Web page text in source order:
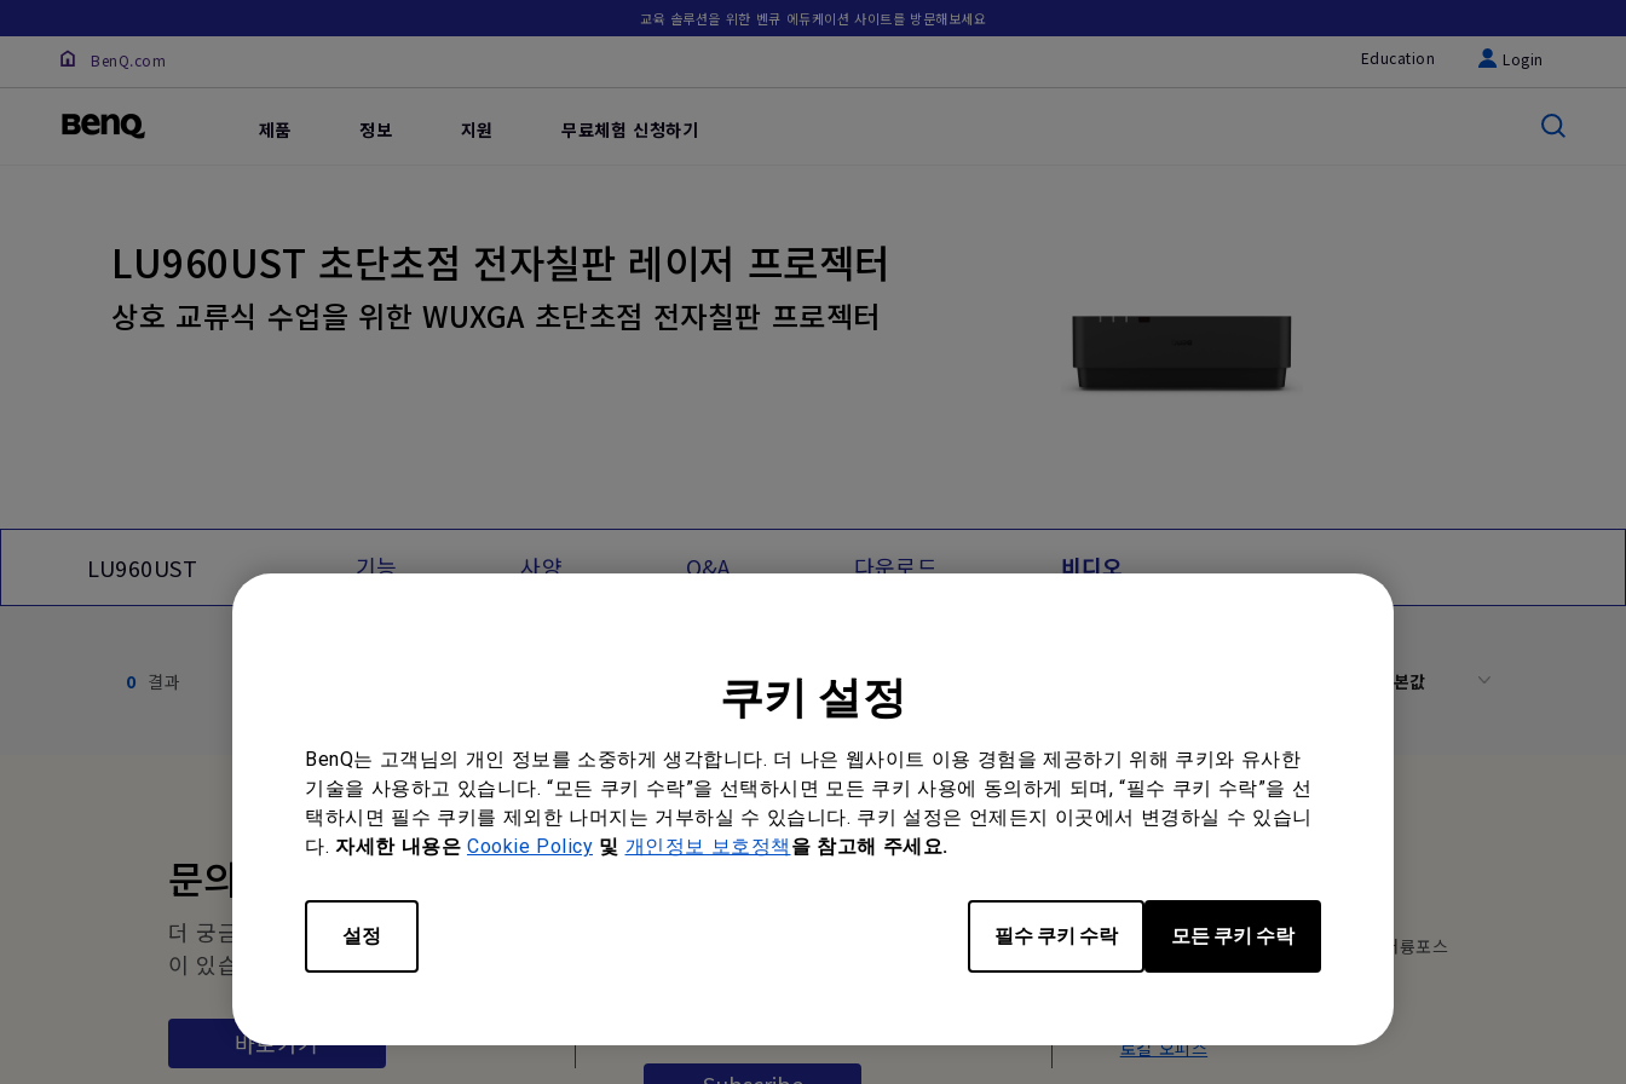
쿠키 설정
BenQ는 고객님의 개인 정보를 소중하게 생각합니다. 더 나은 웹사이트 이용 경험을 제공하기 위해 쿠키와 유사한
기술을 사용하고 있습니다. “모든 쿠키 수락”을 선택하시면 모든 쿠키 사용에 동의하게 되며, “필수 쿠키 수락”을 선
택하시면 필수 쿠키를 제외한 나머지는 거부하실 수 있습니다. 쿠키 설정은 언제든지 이곳에서 변경하실 수 있습니
다. 자세한 내용은 Cookie Policy 및 개인정보 보호정책 을 참고해 주세요.
설정 필수 쿠키 수락 모든 쿠키 수락
교육 솔루션을 위한 벤큐 에듀케이션 사이트를 방문해보세요
BenQ.com Education Login
제품 정보 지원 무료체험 신청하기
LU960UST 초단초점 전자칠판 레이저 프로젝터
상호 교류식 수업을 위한 WUXGA 초단초점 전자칠판 프로젝터
LU960UST 기능 사양 Q&A 다운로드 비디오
0 결과 기본값
문의하기
더 궁금하신 점이나 제안하실 내용
이 있습니까?
바로가기
주소: 서울시 구로구 구로동 212-8 대륭포스
트타워 1차 1801호
로컬 오피스